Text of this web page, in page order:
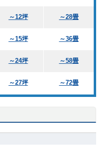
～12坪 ～28畳
～15坪 ～36畳
～24坪 ～58畳
～27坪 ～72畳